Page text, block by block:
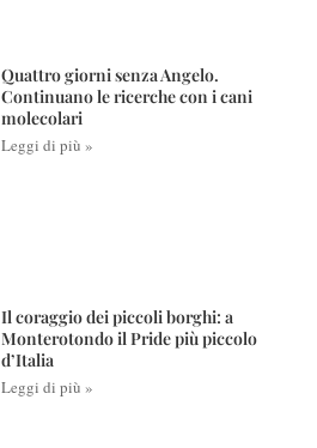
Quattro giorni senza Angelo.
Continuano le ricerche con i cani
molecolari
Leggi di più »
Il coraggio dei piccoli borghi: a
Monterotondo il Pride più piccolo
d’Italia
Leggi di più »